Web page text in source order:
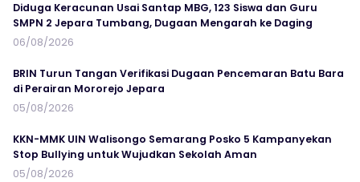
Diduga Keracunan Usai Santap MBG, 123 Siswa dan Guru
SMPN 2 Jepara Tumbang, Dugaan Mengarah ke Daging
06/08/2026
BRIN Turun Tangan Verifikasi Dugaan Pencemaran Batu Bara
di Perairan Mororejo Jepara
05/08/2026
KKN-MMK UIN Walisongo Semarang Posko 5 Kampanyekan
Stop Bullying untuk Wujudkan Sekolah Aman
05/08/2026